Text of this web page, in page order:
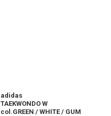
adidas
TAEKWONDO W
col.GREEN / WHITE / GUM